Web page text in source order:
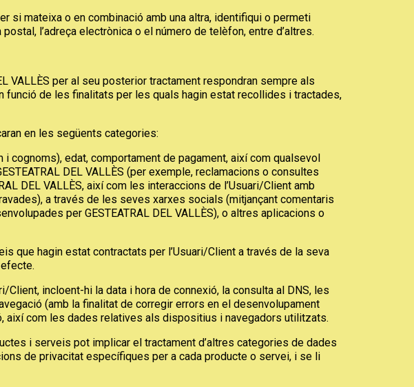
si mateixa o en combinació amb una altra, identifiqui o permeti
l’adreça electrònica o el número de telèfon, entre d’altres.
VALLÈS per al seu posterior tractament respondran sempre als
funció de les finalitats per les quals hagin estat recollides i tractades,
en les següents categories:
cognoms), edat, comportament de pagament, així com qualsevol
DEL VALLÈS (per exemple, reclamacions o consultes
DEL VALLÈS, així com les interaccions de l’Usuari/Client amb
a través de les seves xarxes socials (mitjançant comentaris
per GESTEATRAL DEL VALLÈS), o altres aplicacions o
que hagin estat contractats per l’Usuari/Client a través de la seva
Client, incloent-hi la data i hora de connexió, la consulta al DNS, les
(amb la finalitat de corregir errors en el desenvolupament
així com les dades relatives als dispositius i navegadors utilitzats.
i serveis pot implicar el tractament d’altres categories de dades
de privacitat específiques per a cada producte o servei, i se li